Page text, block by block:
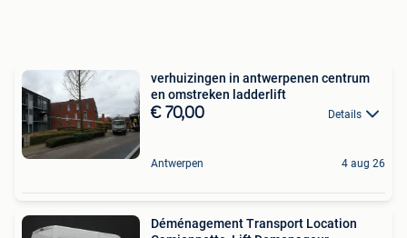
verhuizingen in antwerpenen centrum
en omstreken ladderlift
€ 70,00 Details
Antwerpen 4 aug 26
Déménagement Transport Location